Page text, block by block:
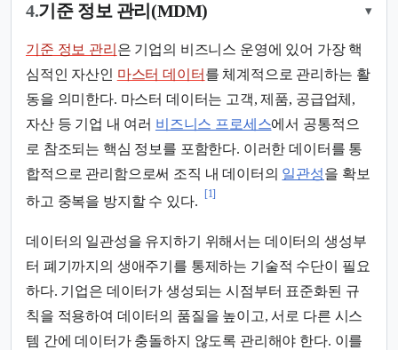
4.기준 정보 관리(MDM) ▾
기준 정보 관리 은 기업의 비즈니스 운영에 있어 가장 핵
심적인 자산인 마스터 데이터 를 체계적으로 관리하는 활
동을 의미한다. 마스터 데이터는 고객, 제품, 공급업체,
자산 등 기업 내 여러 비즈니스 프로세스에서 공통적으
로 참조되는 핵심 정보를 포함한다. 이러한 데이터를 통
합적으로 관리함으로써 조직 내 데이터의 일관성을 확보
하고 중복을 방지할 수 있다.
[1]
데이터의 일관성을 유지하기 위해서는 데이터의 생성부
터 폐기까지의 생애주기를 통제하는 기술적 수단이 필요
하다. 기업은 데이터가 생성되는 시점부터 표준화된 규
칙을 적용하여 데이터의 품질을 높이고, 서로 다른 시스
템 간에 데이터가 충돌하지 않도록 관리해야 한다. 이를